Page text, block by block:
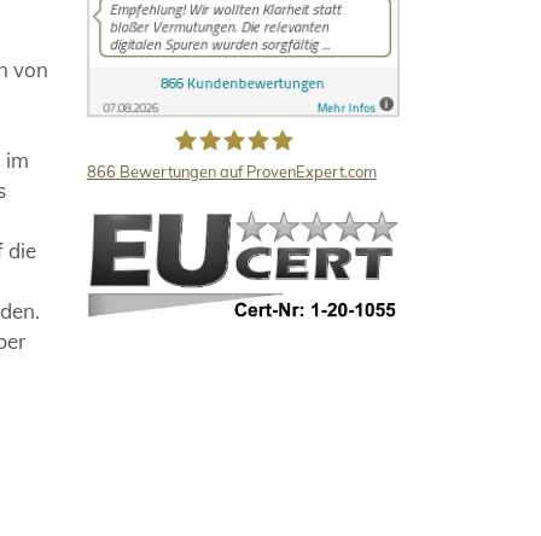
von
im
die
LB Detektive GmbH
866 Bewertungen auf ProvenExpert.com